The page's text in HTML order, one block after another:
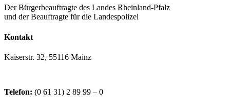
Der Bürgerbeauftragte des Landes Rheinland-Pfalz
und der Beauftragte für die Landespolizei
Kontakt
Kaiserstr. 32, 55116 Mainz
Telefon: (0 61 31) 2 89 99 – 0